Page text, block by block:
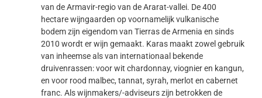
van de Armavir-regio van de Ararat-vallei. De 400
hectare wijngaarden op voornamelijk vulkanische
bodem zijn eigendom van Tierras de Armenia en sinds
2010 wordt er wijn gemaakt. Karas maakt zowel gebruik
van inheemse als van internationaal bekende
druivenrassen: voor wit chardonnay, viognier en kangun,
en voor rood malbec, tannat, syrah, merlot en cabernet
franc. Als wijnmakers/-adviseurs zijn betrokken de